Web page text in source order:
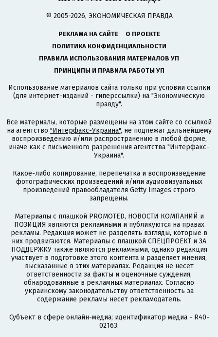
© 2005-2026, ЭКОНОМИЧЕСКАЯ ПРАВДА
РЕКЛАМА НА САЙТЕ
О ПРОЕКТЕ
ПОЛИТИКА КОНФИДЕНЦИАЛЬНОСТИ
ПРАВИЛА ИСПОЛЬЗОВАНИЯ МАТЕРИАЛОВ УП
ПРИНЦИПЫ И ПРАВИЛА РАБОТЫ УП
Использование материалов сайта только при условии ссылки
(для интернет-изданий - гиперссылки) на "Экономическую
правду".
Все материалы, которые размещены на этом сайте со ссылкой
на агентство "Интерфакс-Украина", не подлежат дальнейшему
воспроизведению и/или распространению в любой форме,
иначе как с письменного разрешения агентства "Интерфакс-
Украина".
Какое-либо копирование, перепечатка и воспроизведение
фотографических произведений и/или аудиовизуальных
произведений правообладателя Getty Images строго
запрещены.
Материалы с плашкой PROMOTED, НОВОСТИ КОМПАНИЙ и
ПОЗИЦИЯ являются рекламными и публикуются на правах
рекламы. Редакция может не разделять взгляды, которые в
них продвигаются. Материалы с плашкой СПЕЦПРОЕКТ и ЗА
ПОДДЕРЖКУ также являются рекламными, однако редакция
участвует в подготовке этого контента и разделяет мнения,
высказанные в этих материалах. Редакция не несет
ответственности за факты и оценочные суждения,
обнародованные в рекламных материалах. Согласно
украинскому законодательству ответственность за
содержание рекламы несет рекламодатель.
Субъект в сфере онлайн-медиа; идентификатор медиа - R40-
02163.